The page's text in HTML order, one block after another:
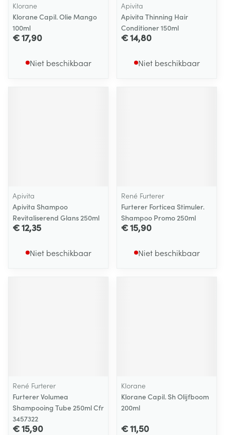
Klorane
Klorane Capil. Olie Mango
100ml
€ 17,90
Niet beschikbaar
Apivita
Apivita Thinning Hair
Conditioner 150ml
€ 14,80
Niet beschikbaar
Apivita
Apivita Shampoo
Revitaliserend Glans 250ml
€ 12,35
Niet beschikbaar
René Furterer
Furterer Forticea Stimuler.
Shampoo Promo 250ml
€ 15,90
Niet beschikbaar
René Furterer
Furterer Volumea
Shampooing Tube 250ml Cfr
3457322
€ 15,90
Klorane
Klorane Capil. Sh Olijfboom
200ml
€ 11,50